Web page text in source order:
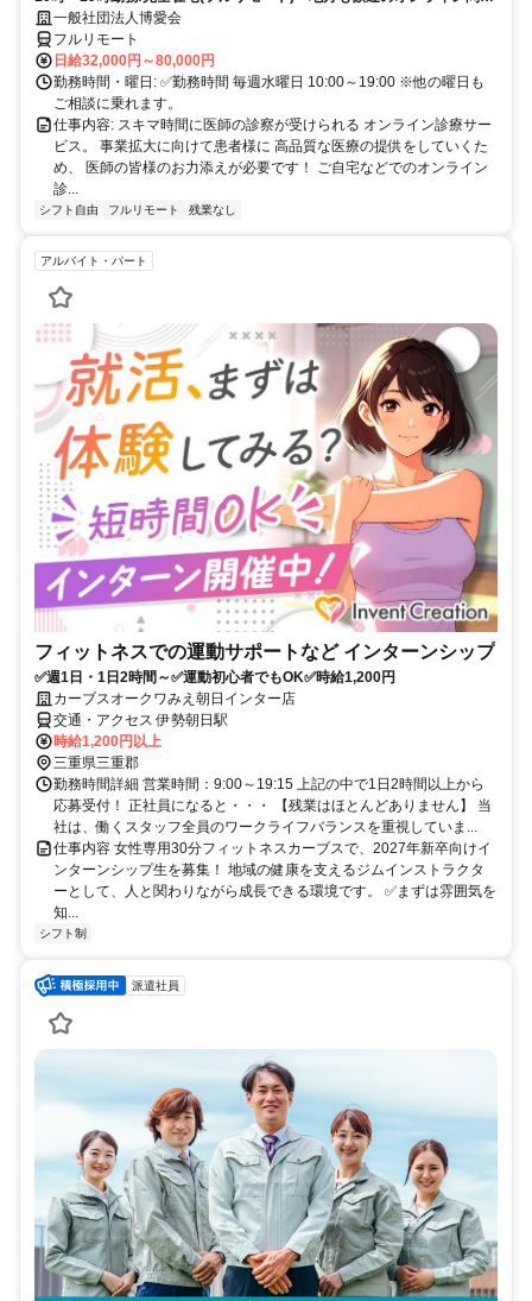
業務一般社団法人博愛会
フルリモート
日給32,000円～80,000円
勤務時間・曜日: ✅勤務時間 毎週水曜日 10:00～19:00 ※他の曜日も
ご相談に乗れます。
仕事内容: スキマ時間に医師の診察が受けられる オンライン診療サー
ビス。 事業拡大に向けて患者様に 高品質な医療の提供をしていくた
め、 医師の皆様のお力添えが必要です！ ご自宅などでのオンライン
診...
シフト自由 フルリモート 残業なし
アルバイト・パート
フィットネスでの運動サポートなど インターンシップ
✅週1日・1日2時間～✅運動初心者でもOK✅時給1,200円
カーブスオークワみえ朝日インター店
交通・アクセス 伊勢朝日駅
時給1,200円以上
三重県三重郡
勤務時間詳細 営業時間：9:00～19:15 上記の中で1日2時間以上から
応募受付！ 正社員になると・・・ 【残業はほとんどありません】 当
社は、働くスタッフ全員のワークライフバランスを重視していま...
仕事内容 女性専用30分フィットネスカーブスで、2027年新卒向けイ
ンターンシップ生を募集！ 地域の健康を支えるジムインストラクタ
ーとして、人と関わりながら成長できる環境です。 ✅まずは雰囲気を
知...
シフト制
派遣社員